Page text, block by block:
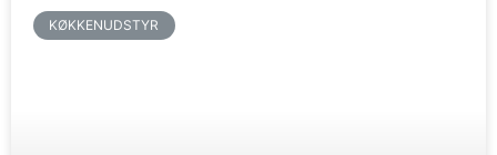
KØKKENUDSTYR